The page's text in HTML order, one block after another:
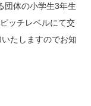
団体の小学生3年生
ッチレベルにて交
たしますのでお知